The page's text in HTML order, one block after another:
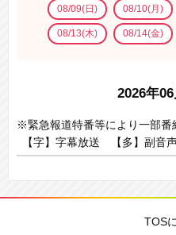
08/09(日) 08/10(月)
08/13(木) 08/14(金)
2026年
※緊急報道特番等により一部番
【字】字幕放送 【多】副音
TOS